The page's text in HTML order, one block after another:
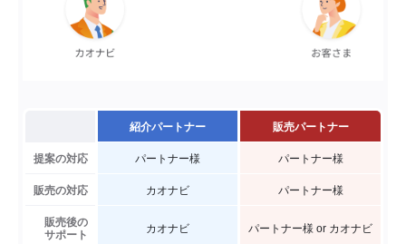
紹介パートナー
販売パートナー
提案の対応
パートナー様
パートナー様
販売の対応
カオナビ
パートナー様
販売後の
サポート カオナビ パートナー様 or カオナビ